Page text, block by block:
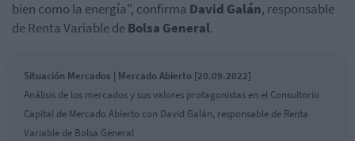
bien como la energía", confirma David Galán, responsable
de Renta Variable deBolsa General.
Situación Mercados | Mercado Abierto [20.09.2022]
Análisis de los mercados y sus valores protagonistas en el Consultorio
Capital de Mercado Abierto con David Galán, responsable de Renta
Variable de Bolsa General